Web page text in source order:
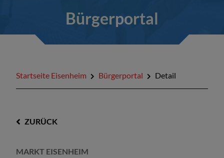
Bürgerportal
Startseite Eisenheim Bürgerportal Detail
ZURÜCK
MARKT EISENHEIM